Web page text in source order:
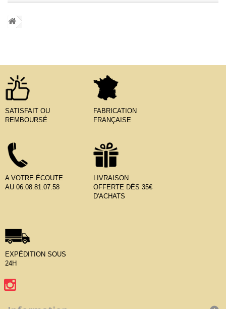
SATISFAIT OU
REMBOURSÉ
FABRICATION
FRANÇAISE
A VOTRE ÉCOUTE
AU 06.08.81.07.58
LIVRAISON
OFFERTE DÈS 35€
D'ACHATS
EXPÉDITION SOUS
24H